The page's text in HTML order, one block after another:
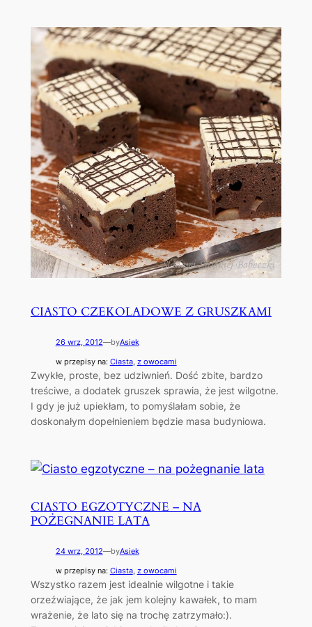
CIASTO CZEKOLADOWE Z GRUSZKAMI
26 wrz, 2012—byAsiek
w przepisy na: Ciasta, z owocami
Zwykłe, proste, bez udziwnień. Dość zbite, bardzo
treściwe, a dodatek gruszek sprawia, że jest wilgotne.
I gdy je już upiekłam, to pomyślałam sobie, że
doskonałym dopełnieniem będzie masa budyniowa.
CIASTO EGZOTYCZNE – NA
POŻEGNANIE LATA
24 wrz, 2012—byAsiek
w przepisy na: Ciasta, z owocami
Wszystko razem jest idealnie wilgotne i takie
orzeźwiające, że jak jem kolejny kawałek, to mam
wrażenie, że lato się na trochę zatrzymało:).